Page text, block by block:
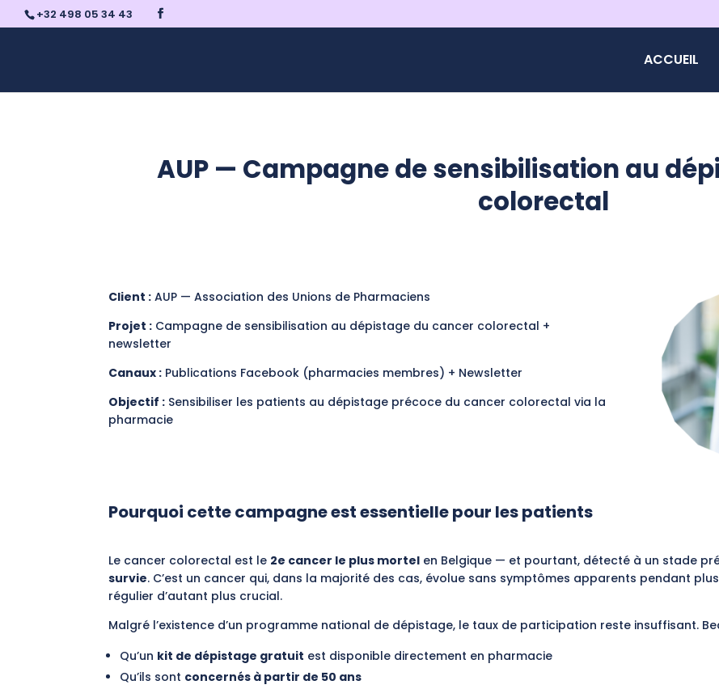
+32 498 05 34 43
ACCUEIL
AUP — Campagne de sensibilisation au
colorectal
Client : AUP — Association des Unions de Pharmaciens
Projet : Campagne de sensibilisation au dépistage du cancer colorectal +
newsletter
Canaux : Publications Facebook (pharmacies membres) + Newsletter
Objectif : Sensibiliser les patients au dépistage précoce du cancer colorectal via la
pharmacie
Pourquoi cette campagne est essentielle pour les patients
Le cancer colorectal est le 2e cancer le plus mortel en Belgique — et pourtant, détecté à un stade
survie. C’est un cancer qui, dans la majorité des cas, évolue sans symptômes apparents pendant
régulier d’autant plus crucial.
Malgré l’existence d’un programme national de dépistage, le taux de participation reste insuffisant.
Qu’un kit de dépistage gratuit est disponible directement en pharmacie
Qu’ils sont concernés à partir de 50 ans